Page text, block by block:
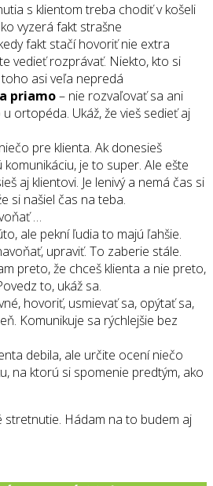
s klientom treba chodiť v košeli
vyzerá fakt strašne
fakt stačí hovoriť nie extra
vedieť rozprávať. Niekto, kto si
asi veľa nepredá
priamo– nie rozvaľovať sa ani
ortopéda. Ukáž, že vieš sedieť aj
pre klienta. Ak donesieš
je to super. Ale ešte
aj klientovi. Je lenivý a nemá čas si
si našiel čas na teba.
…
ale pekní ľudia to majú ľahšie.
upraviť. To zaberie stále.
preto, že chceš klienta a nie preto,
to, ukáž sa.
hovoriť, usmievať sa, opýtať sa,
Komunikuje sa rýchlejšie bez
debila, ale určite ocení niečo
na ktorú si spomenie predtým, ako
Hádam na to budem aj